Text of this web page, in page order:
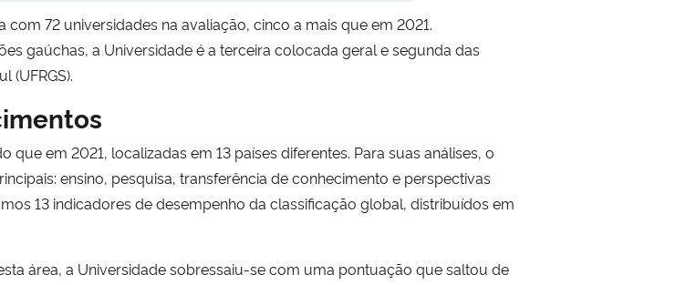
72 universidades na avaliação, cinco a mais que em 2021.
gaúchas, a Universidade é a terceira colocada geral e segunda das
(UFRGS).
em 2021, localizadas em 13 países diferentes. Para suas análises, o
ensino, pesquisa, transferência de conhecimento e perspectivas
13 indicadores de desempenho da classificação global, distribuídos em
área, a Universidade sobressaiu-se com uma pontuação que saltou de